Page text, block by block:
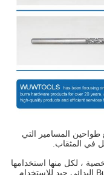
المسامير التي
، لكل منها استخدامها
المفضل. الأكثر تنوعًا هو "Ball Nose" ، وهو Burr البدائي جيد للاستخدام